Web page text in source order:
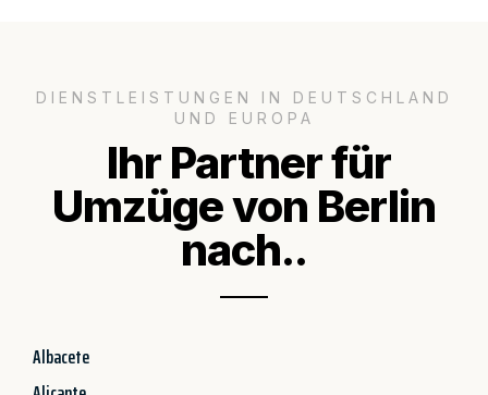
DIENSTLEISTUNGEN IN DEUTSCHLAND
UND EUROPA
Ihr Partner für
Umzüge von Berlin
nach..
Albacete